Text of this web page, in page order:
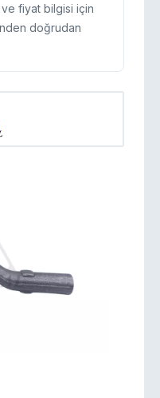
ve fiyat bilgisi için
doğrudan